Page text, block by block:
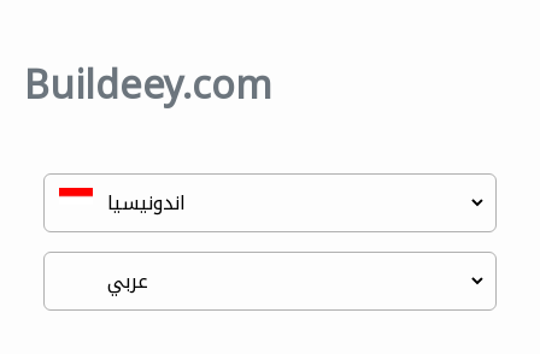
Buildeey.com